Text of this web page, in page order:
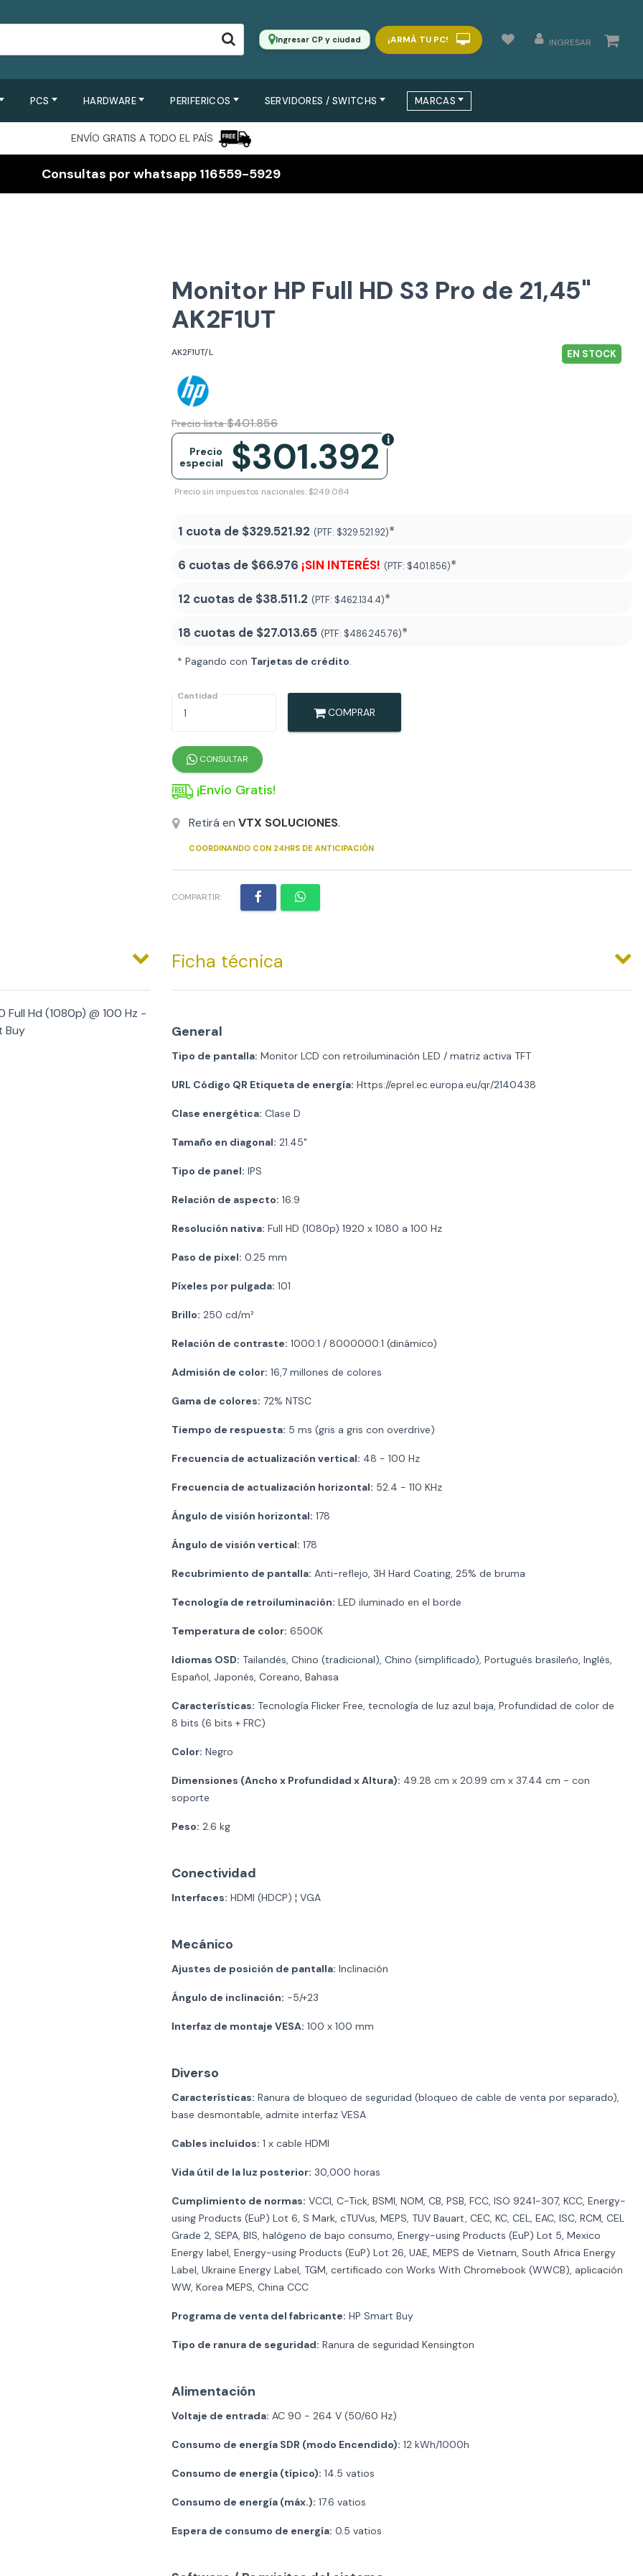
Ingresar CP y ciudad ¡ARMÁ TU PC! INGRESAR
PCS HARDWARE PERIFERICOS SERVIDORES / SWITCHS MARCAS
ENVÍO GRATIS A TODO EL PAÍS
Consultas por whatsapp 116559-5929
Monitor HP Full HD S3 Pro de 21,45"
AK2F1UT
AK2F1UT/L EN STOCK
Precio lista $401.856
$301.392
Precio
especial
Precio sin impuestos nacionales: $249.084
1 cuota de $329.521.92 (PTF: $329.521.92)*
6 cuotas de $66.976 ¡SIN INTERÉS! (PTF: $401.856)*
12 cuotas de $38.511.2 (PTF: $462.134.4)*
18 cuotas de $27.013.65 (PTF: $486.245.76)*
* Pagando con Tarjetas de crédito.
Cantidad
COMPRAR
CONSULTAR
¡Envío Gratis!
Retirá en VTX SOLUCIONES.
COORDINANDO CON 24HRS DE ANTICIPACIÓN
COMPARTIR:
Hd (1080p) @ 100 Hz -
Buy
Ficha técnica
General
Tipo de pantalla: Monitor LCD con retroiluminación LED / matriz activa TFT
URL Código QR Etiqueta de energía: Https://eprel.ec.europa.eu/qr/2140438
Clase energética: Clase D
Tamaño en diagonal: 21.45"
Tipo de panel: IPS
Relación de aspecto: 16:9
Resolución nativa: Full HD (1080p) 1920 x 1080 a 100 Hz
Paso de pixel: 0.25 mm
Píxeles por pulgada: 101
Brillo: 250 cd/m²
Relación de contraste: 1000:1 / 8000000:1 (dinámico)
Admisión de color: 16,7 millones de colores
Gama de colores: 72% NTSC
Tiempo de respuesta: 5 ms (gris a gris con overdrive)
Frecuencia de actualización vertical: 48 - 100 Hz
Frecuencia de actualización horizontal: 52.4 - 110 KHz
Ángulo de visión horizontal: 178
Ángulo de visión vertical: 178
Recubrimiento de pantalla: Anti-reflejo, 3H Hard Coating, 25% de bruma
Tecnología de retroiluminación: LED iluminado en el borde
Temperatura de color: 6500K
Idiomas OSD: Tailandés, Chino (tradicional), Chino (simplificado), Portugués brasileño, Inglés,
Español, Japonés, Coreano, Bahasa
Características: Tecnología Flicker Free, tecnología de luz azul baja, Profundidad de color de
8 bits (6 bits + FRC)
Color: Negro
Dimensiones (Ancho x Profundidad x Altura): 49.28 cm x 20.99 cm x 37.44 cm - con
soporte
Peso: 2.6 kg
Conectividad
Interfaces: HDMI (HDCP) ¦ VGA
Mecánico
Ajustes de posición de pantalla: Inclinación
Ángulo de inclinación: -5/+23
Interfaz de montaje VESA: 100 x 100 mm
Diverso
Características: Ranura de bloqueo de seguridad (bloqueo de cable de venta por separado),
base desmontable, admite interfaz VESA
Cables incluidos: 1 x cable HDMI
Vida útil de la luz posterior: 30,000 horas
Cumplimiento de normas: VCCI, C-Tick, BSMI, NOM, CB, PSB, FCC, ISO 9241-307, KCC, Energy-
using Products (EuP) Lot 6, S Mark, cTUVus, MEPS, TUV Bauart, CEC, KC, CEL, EAC, ISC, RCM, CEL
Grade 2, SEPA, BIS, halógeno de bajo consumo, Energy-using Products (EuP) Lot 5, Mexico
Energy label, Energy-using Products (EuP) Lot 26, UAE, MEPS de Vietnam, South Africa Energy
Label, Ukraine Energy Label, TGM, certificado con Works With Chromebook (WWCB), aplicación
WW, Korea MEPS, China CCC
Programa de venta del fabricante: HP Smart Buy
Tipo de ranura de seguridad: Ranura de seguridad Kensington
Alimentación
Voltaje de entrada: AC 90 - 264 V (50/60 Hz)
Consumo de energía SDR (modo Encendido): 12 kWh/1000h
Consumo de energía (típico): 14.5 vatios
Consumo de energía (máx.): 17.6 vatios
Espera de consumo de energía: 0.5 vatios